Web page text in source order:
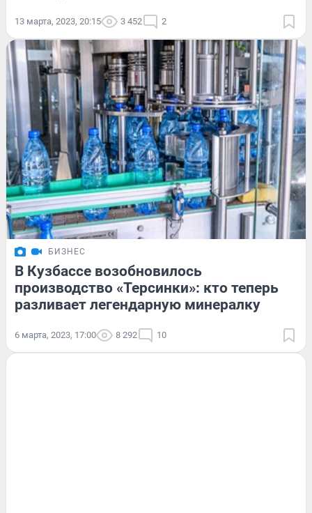
13 марта, 2023, 20:15 3 452 2
БИЗНЕС
В Кузбассе возобновилось
производство «Терсинки»: кто теперь
разливает легендарную минералку
6 марта, 2023, 17:00 8 292 10